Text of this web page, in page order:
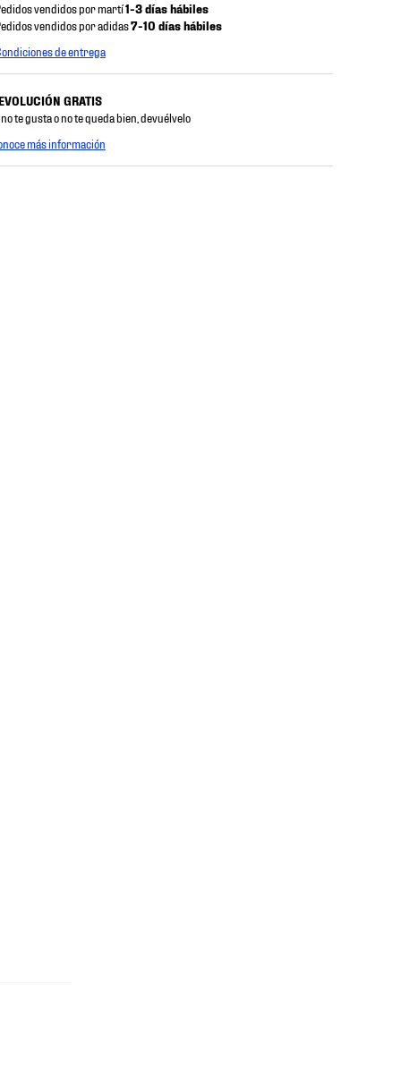
vendidos por martí1-3 días hábiles
vendidos por adidas7-10 días hábiles
de entrega
GRATIS
te gusta o no te queda bien, devuélvelo
más información